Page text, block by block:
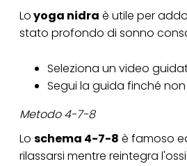
Loyoga nidra è utile per
stato profondo di sonno
Seleziona un video
Segui la guida finché
Metodo 4-7-8
Lo schema 4-7-8 è famoso
rilassarsi mentre reintegra